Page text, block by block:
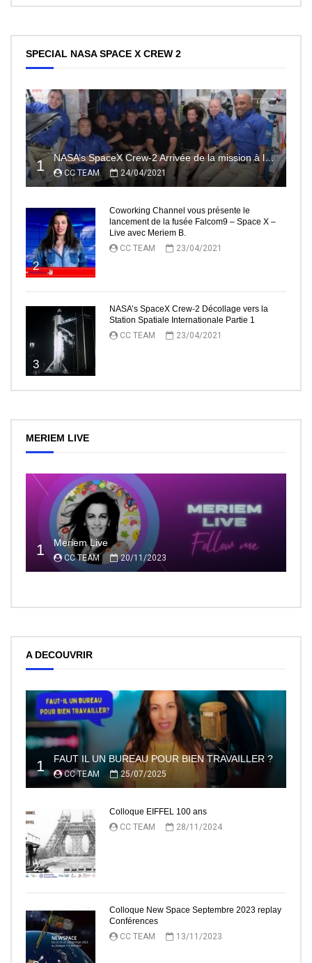
SPECIAL NASA SPACE X CREW 2
1 NASA’s SpaceX Crew-2 Arrivée de la mission à la Station Spatiale Internationale Partie2
CC TEAM 24/04/2021
2
Coworking Channel vous présente le
lancement de la fusée Falcom9 – Space X –
Live avec Meriem B.
CC TEAM
23/04/2021
3
NASA’s SpaceX Crew-2 Décollage vers la
Station Spatiale Internationale Partie 1
CC TEAM
23/04/2021
MERIEM LIVE
1 Meriem Live
CC TEAM 20/11/2023
A DECOUVRIR
1 FAUT IL UN BUREAU POUR BIEN TRAVAILLER ?
CC TEAM 25/07/2025
2
Colloque EIFFEL 100 ans
CC TEAM
28/11/2024
Colloque New Space Septembre 2023 replay
Conférences
CC TEAM
13/11/2023